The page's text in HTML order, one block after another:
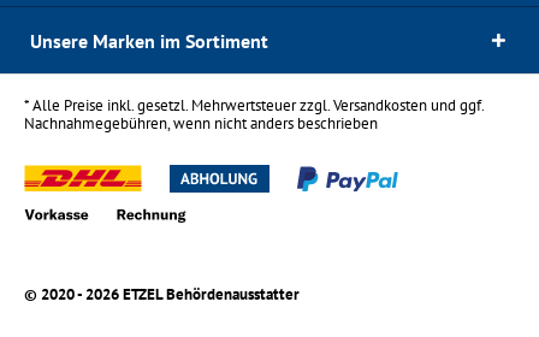
Unsere Marken im Sortiment
* Alle Preise inkl. gesetzl. Mehrwertsteuer zzgl.Versandkostenund ggf.
Nachnahmegebühren, wenn nicht anders beschrieben
© 2020 - 2026 ETZEL Behördenausstatter